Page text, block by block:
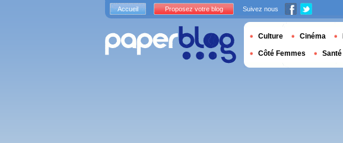
Accueil Proposez votre blog Suivez nous
Culture Cinéma
Côté Femmes Santé